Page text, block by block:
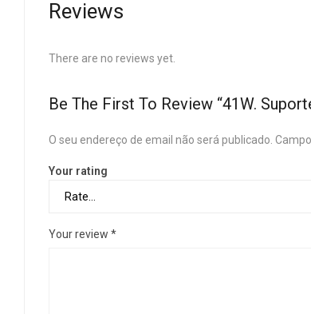
Reviews
There are no reviews yet.
Be The First To Review “41W.
O seu endereço de email não será publicado.
Your rating
Your review *